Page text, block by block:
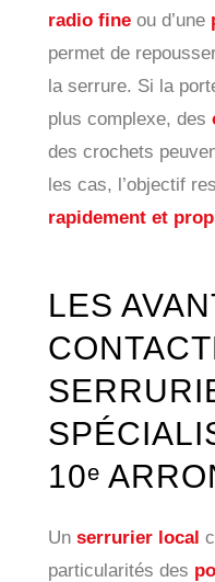
radio fineou d’une
permet de
la serrure. Si la
plus complexe, des
des crochets
les cas, l’objectif
rapidement et
LES
10ᵉ
Un serrurier local
particularités des